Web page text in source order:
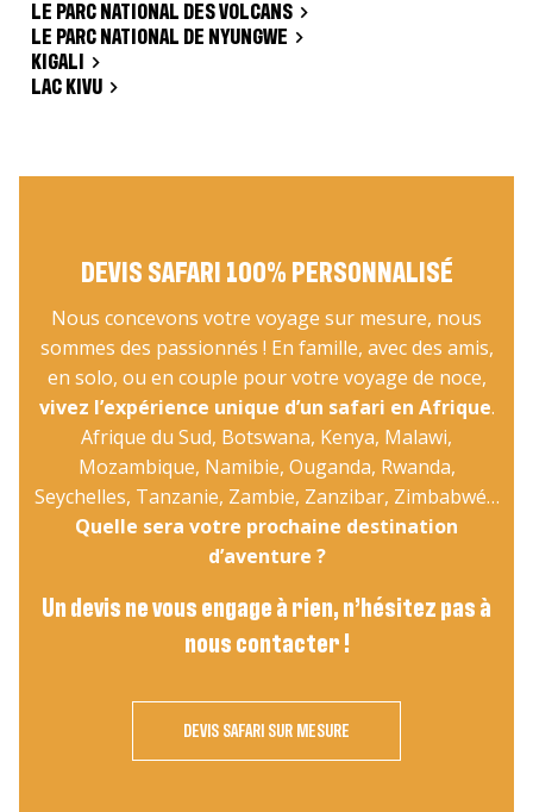
LE PARC NATIONAL DES VOLCANS
LE PARC NATIONAL DE NYUNGWE
KIGALI
LAC KIVU
DEVIS SAFARI 100% PERSONNALISÉ
Nous concevons votre voyage sur mesure, nous
sommes des passionnés ! En famille, avec des amis,
en solo, ou en couple pour votre voyage de noce,
vivez l’expérience unique d’un safari en Afrique.
Afrique du Sud, Botswana, Kenya, Malawi,
Mozambique, Namibie, Ouganda, Rwanda,
Seychelles, Tanzanie, Zambie, Zanzibar, Zimbabwé…
Quelle sera votre prochaine destination
d’aventure ?
Un devis ne vous engage à rien, n’hésitez pas à
nous contacter !
DEVIS SAFARI SUR MESURE